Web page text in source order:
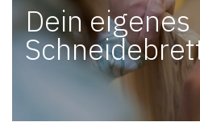
Dein eigenes